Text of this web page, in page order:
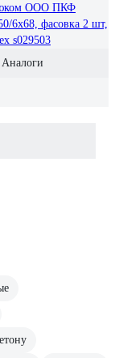
ООО ПКФ
6х68, фасовка 2 шт,
s029503
Аналоги